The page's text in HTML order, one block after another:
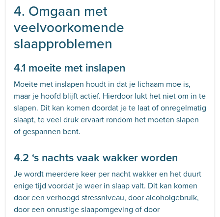
4. Omgaan met
veelvoorkomende
slaapproblemen
4.1 moeite met inslapen
Moeite met inslapen houdt in dat je lichaam moe is,
maar je hoofd blijft actief. Hierdoor lukt het niet om in te
slapen. Dit kan komen doordat je te laat of onregelmatig
slaapt, te veel druk ervaart rondom het moeten slapen
of gespannen bent.
4.2 ‘s nachts vaak wakker worden
Je wordt meerdere keer per nacht wakker en het duurt
enige tijd voordat je weer in slaap valt. Dit kan komen
door een verhoogd stressniveau, door alcoholgebruik,
door een onrustige slaapomgeving of door